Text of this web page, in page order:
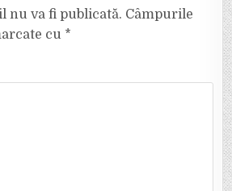
nu va fi publicată. Câmpurile
cu *